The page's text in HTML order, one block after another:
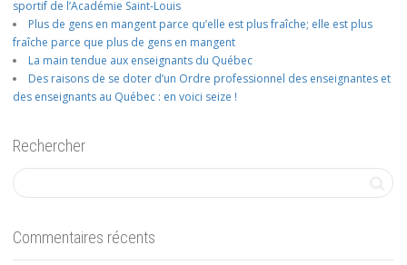
sportif de l’Académie Saint-Louis
Plus de gens en mangent parce qu’elle est plus fraîche; elle est plus
fraîche parce que plus de gens en mangent
La main tendue aux enseignants du Québec
Des raisons de se doter d’un Ordre professionnel des enseignantes et
des enseignants au Québec : en voici seize !
Rechercher
Commentaires récents